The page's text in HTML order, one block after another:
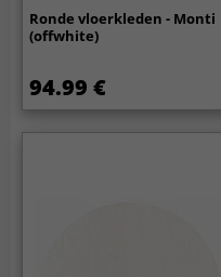
Ronde vloerkleden - Monti
(offwhite)
94.99 €